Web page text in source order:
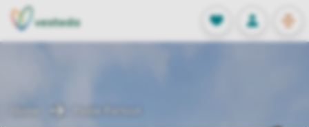
FAVORIETEN
Opgeslagen
INLOGGEN
NL
EN